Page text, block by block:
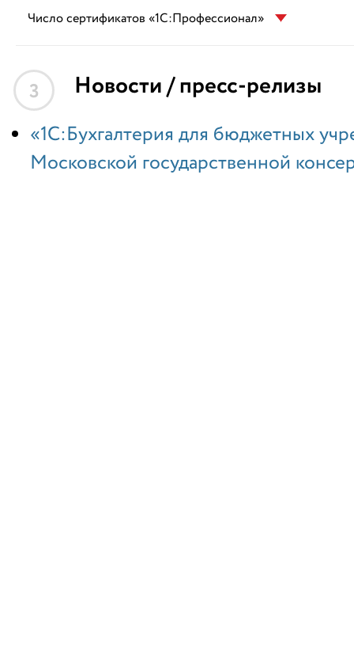
Число сертификатов «1С:Профессионал»
3 Новости / пресс-релизы
«1С:Бухгалтерия для бюджетных
Московской государственной